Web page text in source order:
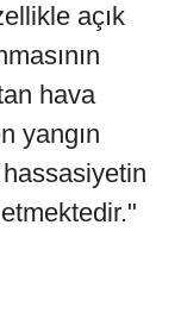
açık
hava
yangın